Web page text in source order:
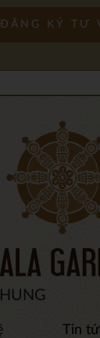
Tin